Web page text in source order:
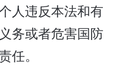
人违反本法和有
务或者危害国防
任。